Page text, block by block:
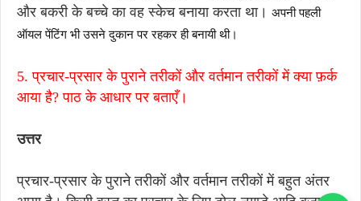
और बकरी के बच्चे का वह स्केच बनाया करता था। अपनी पहली
ऑयल पेंटिंग भी उसने दुकान पर रहकर ही बनायी थी।
5. प्रचार-प्रसार के पुराने तरीकों और वर्तमान तरीकों में क्या फ़र्क
आया है? पाठ के आधार पर बताएँ।
उत्तर
प्रचार-प्रसार के पुराने तरीकों और वर्तमान तरीकों में बहुत अंतर